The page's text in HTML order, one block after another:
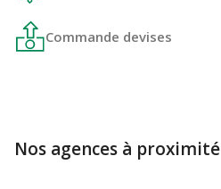
Commande devises
Nos agences à proximité